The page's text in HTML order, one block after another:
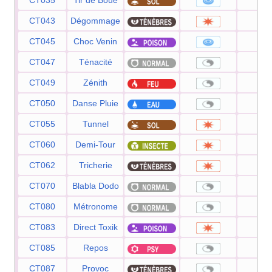
CT043 Dégommage
CT045 Choc Venin
CT047 Ténacité
CT049 Zénith
CT050 Danse Pluie
CT055 Tunnel
CT060 Demi-Tour
CT062 Tricherie
CT070 Blabla Dodo
CT080 Métronome
CT083 Direct Toxik
CT085 Repos
CT087 Provoc